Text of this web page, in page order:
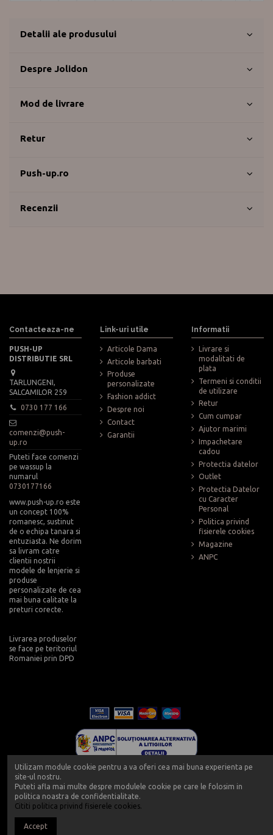
Detalii ale produsului
Despre Jolidon
Mod de livrare
Retur
Push-up.ro
Recenzii
Contacteaza-ne
PUSH-UP
DISTRIBUTIE SRL
TARLUNGENI,
SALCAMILOR 259
0730 177 166
comenzi@push-
up.ro
Puteti face comenzi
pe wassup la
numarul
0730177166
www.push-up.ro este
un concept 100%
romanesc, sustinut
de o echipa tanara si
entuziasta. Ne dorim
sa livram catre
clientii nostrii
modele de lenjerie si
produse
personalizate de cea
mai buna calitate la
preturi corecte.
Livrarea produselor
se face pe teritoriul
Romaniei prin DPD
Link-uri utile
Articole Dama
Articole barbati
Produse
personalizate
Fashion addict
Despre noi
Contact
Garantii
Informatii
Livrare si
modalitati de
plata
Termeni si conditii
de utilizare
Retur
Cum cumpar
Ajutor marimi
Impachetare
cadou
Protectia datelor
Outlet
Protectia Datelor
cu Caracter
Personal
Politica privind
fisierele cookies
Magazine
ANPC
Copyright 2019 - Push-up - Powered by Push-up.ro
Utilizam module cookie pentru a va oferi cea mai buna experienta pe
site-ul nostru.
Puteti afla mai multe despre modulele cookie pe care le folosim in
politica noastra de confidentialitate.
Cititi politica privind fisierele cookies.
Accept